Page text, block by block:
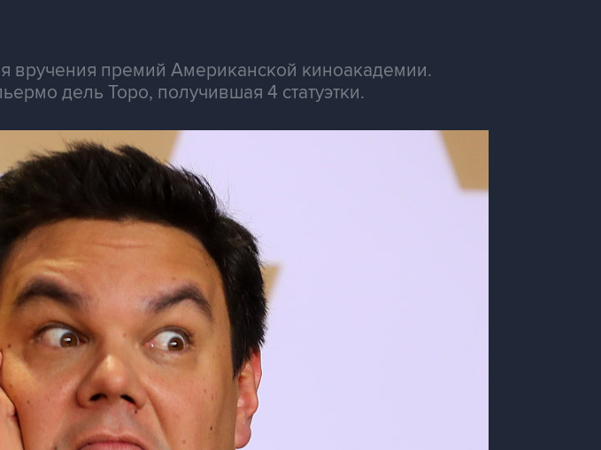
вручения премий Американской киноакадемии.
дель Торо, получившая 4 статуэтки.